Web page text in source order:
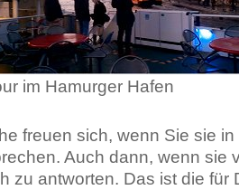
im Hamurger Hafen
freuen sich, wenn Sie sie
Auch dann, wenn sie
zu antworten. Das ist die für